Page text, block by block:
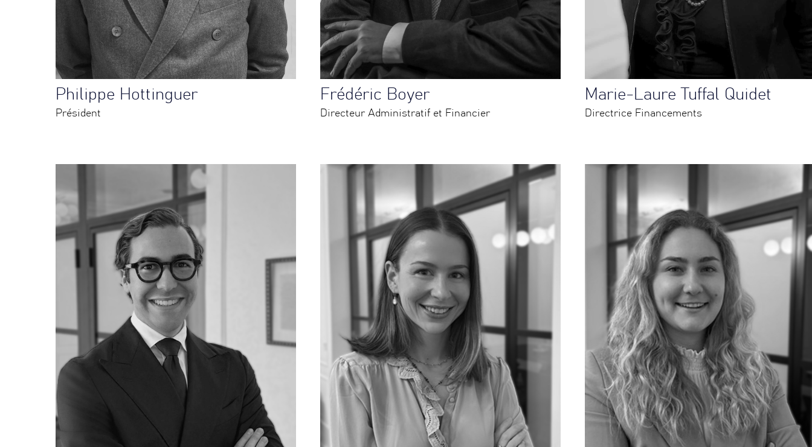
Philippe Hottinguer
Président
Frédéric Boyer
Directeur Administratif et Financier
Marie-Laure Tuffal Quidet
Directrice Financements